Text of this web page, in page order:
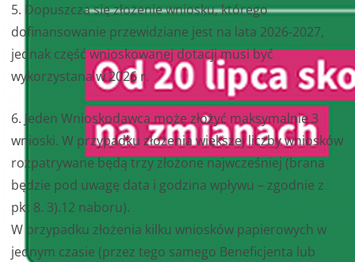
5. Dopuszcza się złożenie wniosku, którego
dofinansowanie przewidziane jest na lata 2026-2027,
jednak część wnioskowanej dotacji musi być
wykorzystana w 2026 r.
6. Jeden Wnioskodawca może złożyć maksymalnie 3
wnioski. W przypadku złożenia większej liczby wniosków
rozpatrywane będą trzy złożone najwcześniej (brana
będzie pod uwagę data i godzina wpływu – zgodnie z
pkt 8. 3).12 naboru).
W przypadku złożenia kilku wniosków papierowych w
jednym czasie (przez tego samego Beneficjenta lub